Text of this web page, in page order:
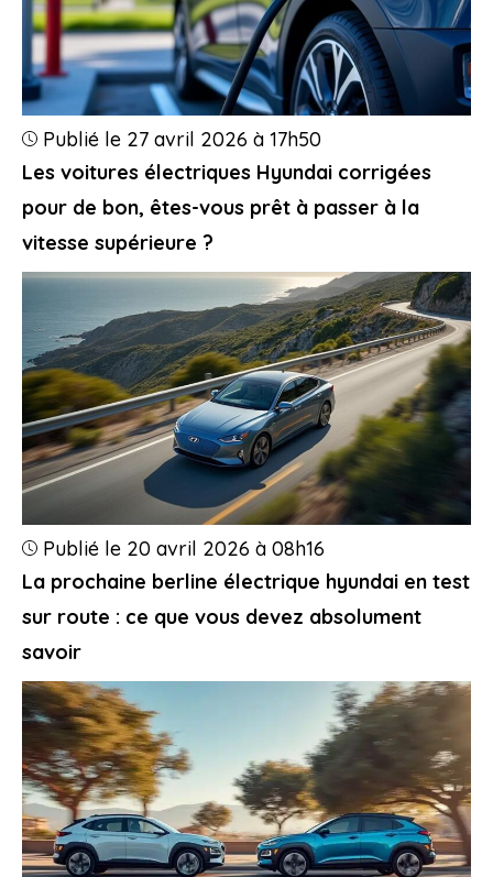
Les voitures électriques Hyundai corrigées
pour de bon, êtes-vous prêt à passer à la
vitesse supérieure ?
Publié le 27 avril 2026 à 17h50
La prochaine berline électrique hyundai en test
sur route : ce que vous devez absolument
savoir
Publié le 20 avril 2026 à 08h16